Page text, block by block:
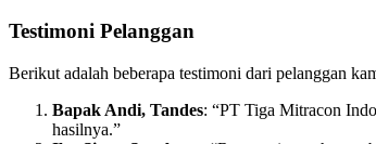
Testimoni Pelanggan
Berikut adalah beberapa testimoni dari pelanggan
Bapak Andi, Tandes: “PT Tiga Mitracon
hasilnya.”